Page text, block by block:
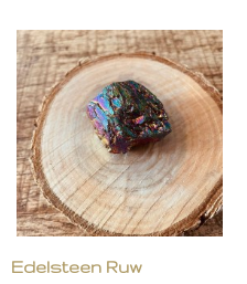
Edelsteen Ruw